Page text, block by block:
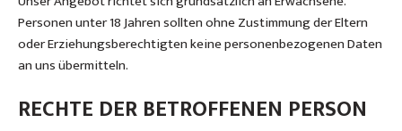
Personen unter 18 Jahren sollten ohne Zustimmung der Eltern
oder Erziehungsberechtigten keine personenbezogenen Daten
an uns übermitteln.
RECHTE DER BETROFFENEN PERSON